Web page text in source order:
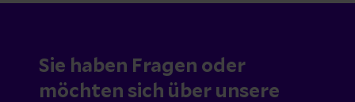
Sie haben Fragen oder
möchten sich über unsere